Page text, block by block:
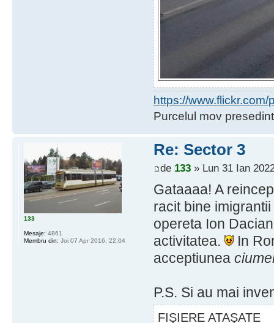
https://
Purcelul mov
Re: Sector 3
de 133» Lun 31 Ian
Gataaaa! A
racit bine
opereta Ion
activitatea.
In
acceptiunea
P.S. Si au mai
FIŞIERE ATAŞATE
133
Mesaje: 4861
Membru din: Joi 07 Apr 2016, 22:04